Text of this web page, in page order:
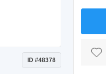
ID #48378